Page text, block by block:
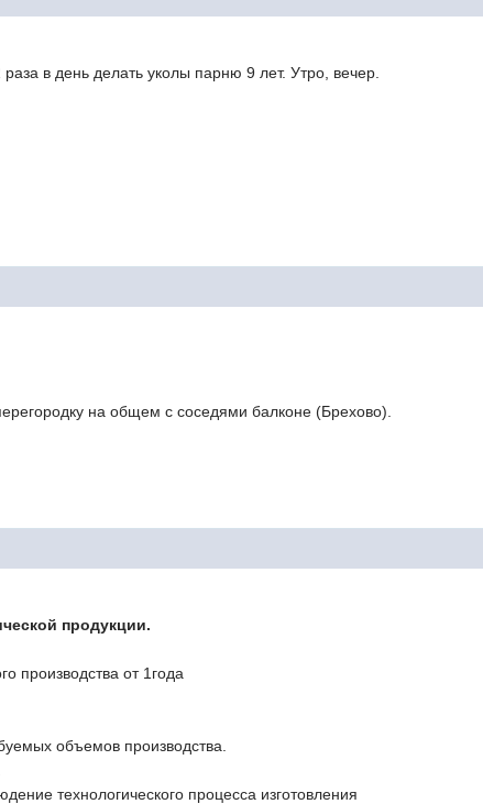
в день делать уколы парню 9 лет. Утро, вечер.
на общем с соседями балконе (Брехово).
продукции.
производства от 1года
объемов производства.
технологического процесса изготовления